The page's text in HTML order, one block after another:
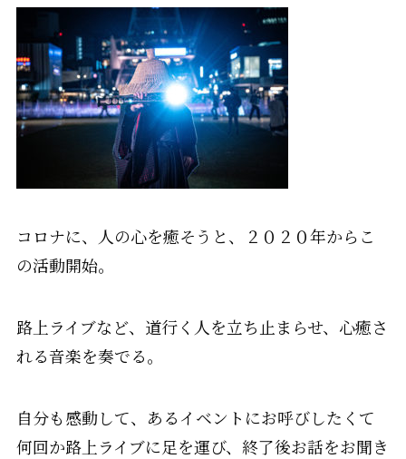
コロナに、人の心を癒そうと、２０２０年からこ
の活動開始。
路上ライブなど、道行く人を立ち止まらせ、心癒さ
れる音楽を奏でる。
自分も感動して、あるイベントにお呼びしたくて
何回か路上ライブに足を運び、終了後お話をお聞き